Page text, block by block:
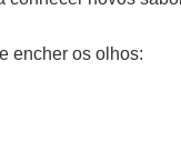
encher os olhos: